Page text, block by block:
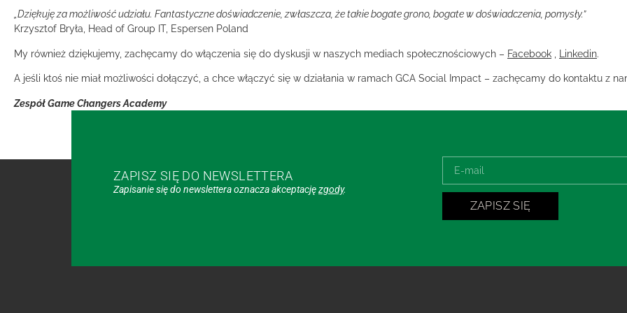
„Dziękuję za możliwość udziału. Fantastyczne doświadczenie, zwłaszcza, że takie bogate grono, bogate w doświadczenia, pomysły.”
Krzysztof Bryła, Head of Group IT, Espersen Poland
My również dziękujemy, zachęcamy do włączenia się do dyskusji w naszych mediach społecznościowych – Facebook Linkedin.
A jeśli ktoś nie miał możliwości dołączyć, a chce włączyć się w działania w ramach GCA Social Impact – zachęcamy do kontaktu z
Zespół Game Changers Academy
ZAPISZ SIĘ DO NEWSLETTERA
Zapisanie się do newslettera oznacza akceptacjęzgody.
ZAPISZ SIĘ